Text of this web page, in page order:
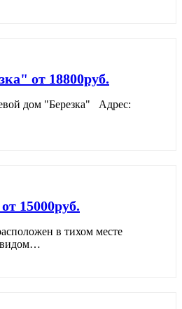
от 18800руб.
дом "Березка" Адрес:
15000руб.
в тихом месте
…